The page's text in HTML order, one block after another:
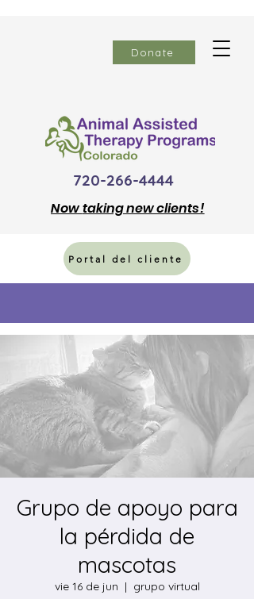
Donate
720-266-4444
Nowtaking new clients!
Portal del cliente
Grupo de apoyo para
la pérdida de
mascotas
vie 16 de jun
  |
grupo virtual